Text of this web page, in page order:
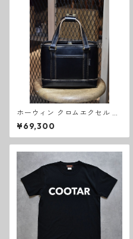
ホーウィン クロムエクセル ト
ートバッグ S
¥69,300